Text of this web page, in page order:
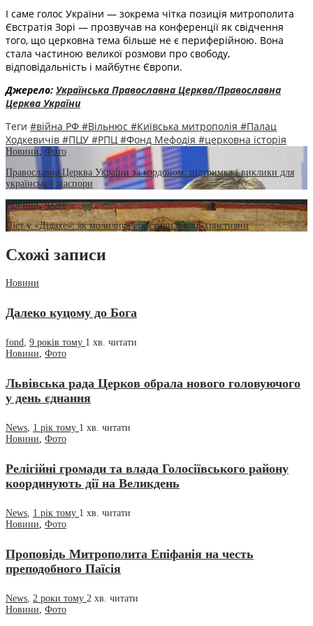
І саме голос України — зокрема чітка позиція митрополита
Євстратія Зорі — прозвучав на конференції як свідчення
того, що церковна тема більше не є периферійною. Вона
стала частиною великої розмови про свободу,
відповідальність і майбутнє Європи.
Джерело: Українська Православна Церква/Православна
Церква України
Теги #війна РФ #Вільнюс #Київська митрополія #Палац
Ходкевичів #ПЦУ #РПЦ #Фонд Мефодія #церковна історія
Новини Фото
Православна Церква України за кордоном: підтримка і виклики для
української діаспори
Новини,Фото
Піст у «Дідахе»: як молилися і постили перші християни
Схожі записи
Новини
Далеко куцому до Бога
fond, 9 років тому 1 хв. читати
Новини, Фото
Львівська рада Церков обрала нового головуючого
у день єднання
News, 1 рік тому 1 хв. читати
Новини, Фото
Релігійні громади та влада Голосіївського району
координують дії на Великдень
News, 1 рік тому 1 хв. читати
Новини, Фото
Проповідь Митрополита Епіфанія на честь
преподобного Паїсія
News 2 роки тому 2 хв. читати
Новини Фото